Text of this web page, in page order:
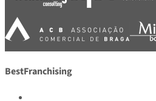
BestFranchising